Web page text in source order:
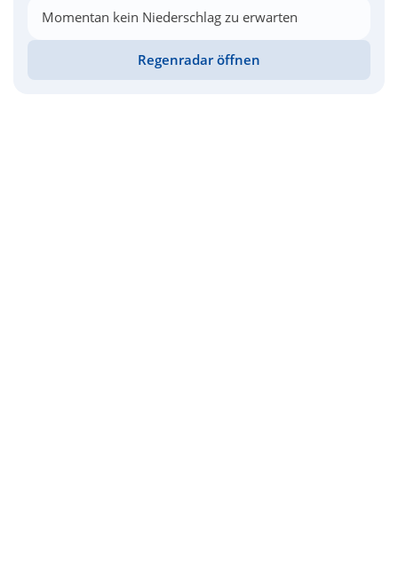
Momentan kein Niederschlag zu erwarten
Regenradar öffnen